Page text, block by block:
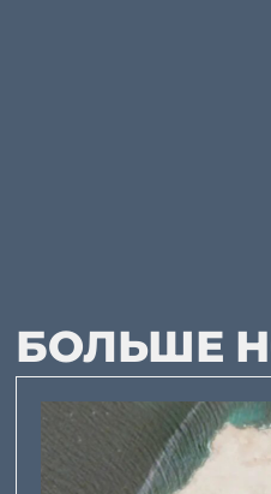
БОЛЬШЕ